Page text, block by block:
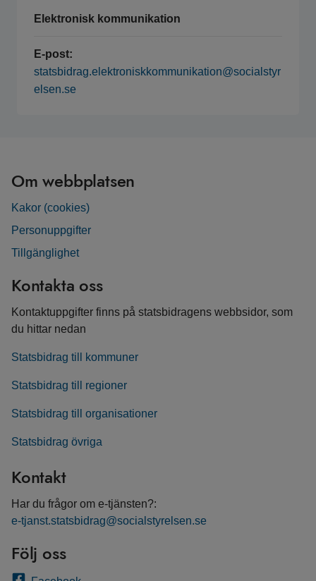
Elektronisk kommunikation
E-post:
statsbidrag.elektroniskkommunikation@socialstyr
elsen.se
Om webbplatsen
Kakor (cookies)
Personuppgifter
Tillgänglighet
Kontakta oss
Kontaktuppgifter finns på statsbidragens webbsidor, som
du hittar nedan
Statsbidrag till kommuner
Statsbidrag till regioner
Statsbidrag till organisationer
Statsbidrag övriga
Kontakt
Har du frågor om e-tjänsten?:
e-tjanst.statsbidrag@socialstyrelsen.se
Följ oss